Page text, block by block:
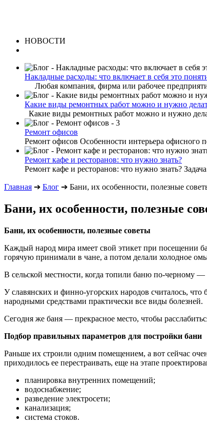
НОВОСТИ
Накладные расходы: что включает в себя это
Любая компания, фирма или рабочее
Какие виды ремонтных работ можно и нужно
Какие виды ремонтных работ можно и нужно
Ремонт офисов
Ремонт офисов Особенности интерьера офисного
Ремонт кафе и ресторанов: что нужно знать?
Ремонт кафе и ресторанов: что нужно знать?
Главная ➔ Блог ➔ Бани, их особенности, полезные
Бани, их особенности, полезные
Бани, их особенности, полезные советы
Каждый народ мира имеет свой этикет при посещении
горячую принимали в чане, а потом делали холодное
В сельской местности, когда топили баню по-черному
У славянских и финно-угорских народов считалось,
народными средствами практически все виды болезней.
Сегодня же баня — прекрасное место, чтобы
Подбор правильных параметров для постройки бани
Раньше их строили одним помещением, а вот сейчас
приходилось ее перестраивать, еще на этапе
планировка внутренних помещений;
водоснабжение;
разведение электросети;
канализация;
система стоков.